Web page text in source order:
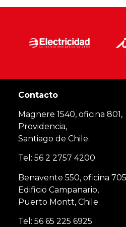
Contacto
Magnere 1540, oficina 801,
Providencia,
Santiago de Chile.
Tel: 56 2 2757 4200
Benavente 550, oficina
Edificio Campanario,
Puerto Montt, Chile.
Tel: 56 65 225 6925